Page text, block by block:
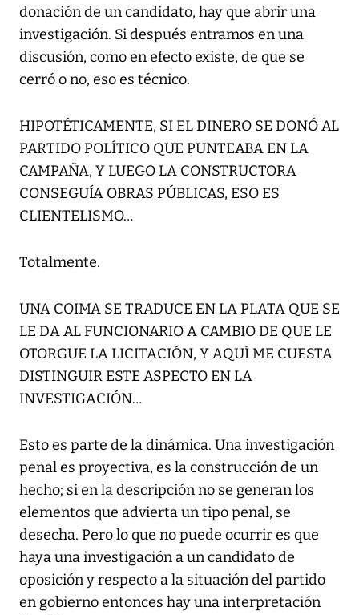
donación de un candidato, hay que abrir una
investigación. Si después entramos en una
discusión, como en efecto existe, de que se
cerró o no, eso es técnico.
HIPOTÉTICAMENTE, SI EL DINERO SE DONÓ AL
PARTIDO POLÍTICO QUE PUNTEABA EN LA
CAMPAÑA, Y LUEGO LA CONSTRUCTORA
CONSEGUÍA OBRAS PÚBLICAS, ESO ES
CLIENTELISMO…
Totalmente.
UNA COIMA SE TRADUCE EN LA PLATA QUE SE
LE DA AL FUNCIONARIO A CAMBIO DE QUE LE
OTORGUE LA LICITACIÓN, Y AQUÍ ME CUESTA
DISTINGUIR ESTE ASPECTO EN LA
INVESTIGACIÓN…
Esto es parte de la dinámica. Una investigación
penal es proyectiva, es la construcción de un
hecho; si en la descripción no se generan los
elementos que advierta un tipo penal, se
desecha. Pero lo que no puede ocurrir es que
haya una investigación a un candidato de
oposición y respecto a la situación del partido
en gobierno entonces hay una interpretación